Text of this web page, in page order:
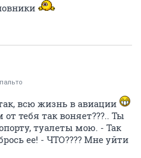
всю жизнь в авиации
тебя так воняет???.. Ты
туалеты мою. - Так
ее! - ЧТО???? Мне уйти